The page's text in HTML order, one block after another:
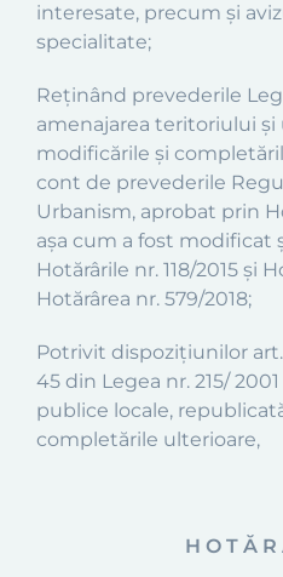
interesate, precum şi
specialitate;
Reţinând prevederile
amenajarea teritoriului şi
modificările şi
cont de prevederile
Urbanism, aprobat prin
aşa cum a fost modificat
Hotărârile nr. 118/2015 şi
Hotărârea nr. 579/2018;
Potrivit dispoziţiunilor art.
45 din Legea nr. 215/
publice locale,
completările ulterioare,
H O T Ă R